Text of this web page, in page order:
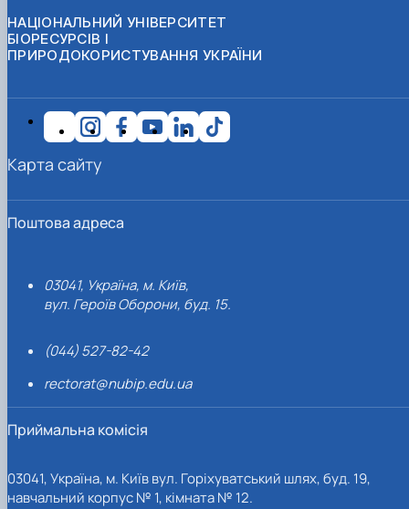
НАЦІОНАЛЬНИЙ УНІВЕРСИТЕТ
БІОРЕСУРСІВ І
ПРИРОДОКОРИСТУВАННЯ УКРАЇНИ
Поштова адреса
03041, Україна, м. Київ,
вул. Героїв Оборони, буд. 15.
(044) 527-82-42
rectorat@nubip.edu.ua
Приймальна комісія
03041, Україна, м. Київ вул. Горіхуватський шлях, буд. 19,
навчальний корпус № 1, кімната № 12.
Карта сайту